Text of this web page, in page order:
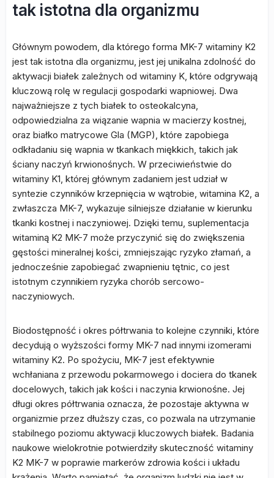
tak istotna dla organizmu
Głównym powodem, dla którego forma MK-7 witaminy K2
jest tak istotna dla organizmu, jest jej unikalna zdolność do
aktywacji białek zależnych od witaminy K, które odgrywają
kluczową rolę w regulacji gospodarki wapniowej. Dwa
najważniejsze z tych białek to osteokalcyna,
odpowiedzialna za wiązanie wapnia w macierzy kostnej,
oraz białko matrycowe Gla (MGP), które zapobiega
odkładaniu się wapnia w tkankach miękkich, takich jak
ściany naczyń krwionośnych. W przeciwieństwie do
witaminy K1, której głównym zadaniem jest udział w
syntezie czynników krzepnięcia w wątrobie, witamina K2, a
zwłaszcza MK-7, wykazuje silniejsze działanie w kierunku
tkanki kostnej i naczyniowej. Dzięki temu, suplementacja
witaminą K2 MK-7 może przyczynić się do zwiększenia
gęstości mineralnej kości, zmniejszając ryzyko złamań, a
jednocześnie zapobiegać zwapnieniu tętnic, co jest
istotnym czynnikiem ryzyka chorób sercowo-
naczyniowych.
Biodostępność i okres półtrwania to kolejne czynniki, które
decydują o wyższości formy MK-7 nad innymi izomerami
witaminy K2. Po spożyciu, MK-7 jest efektywnie
wchłaniana z przewodu pokarmowego i dociera do tkanek
docelowych, takich jak kości i naczynia krwionośne. Jej
długi okres półtrwania oznacza, że pozostaje aktywna w
organizmie przez dłuższy czas, co pozwala na utrzymanie
stabilnego poziomu aktywacji kluczowych białek. Badania
naukowe wielokrotnie potwierdziły skuteczność witaminy
K2 MK-7 w poprawie markerów zdrowia kości i układu